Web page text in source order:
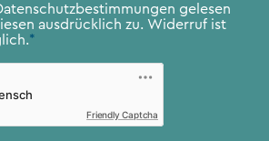
gelesen
ausdrücklich zu. Widerruf ist
*
Friendly Captcha